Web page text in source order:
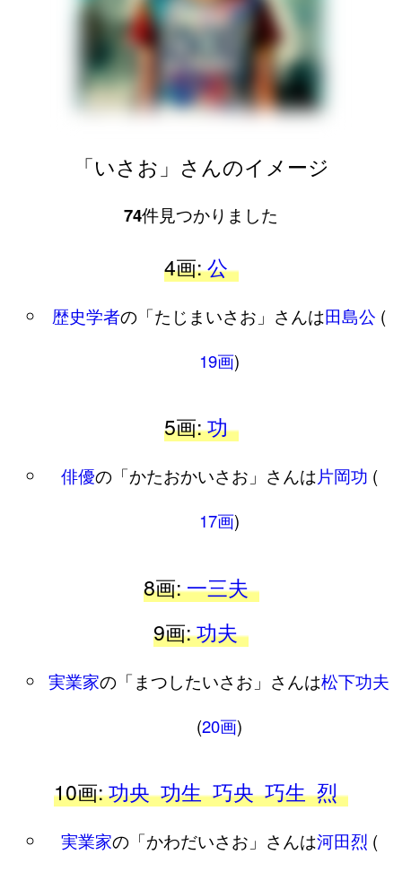
「いさお」さんのイメージ
74件見つかりました
4画:公
歴史学者の「たじまいさお」さんは田島公 (
19画)
5画:功
俳優の「かたおかいさお」さんは片岡功 (
17画)
8画:一三夫
9画:功夫
実業家の「まつしたいさお」さんは松下功夫
(20画)
10画:功央 功生 巧央 巧生 烈
実業家の「かわだいさお」さんは河田烈 (